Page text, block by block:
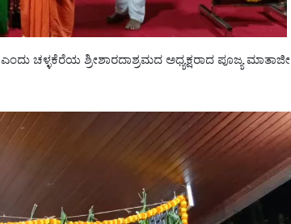
ಚಳ್ಳಕೆರೆಯ ಶ್ರೀಶಾರದಾಶ್ರಮದ ಅಧ್ಯಕ್ಷರಾದ ಪೂಜ್ಯ ಮಾತಾಜೀ